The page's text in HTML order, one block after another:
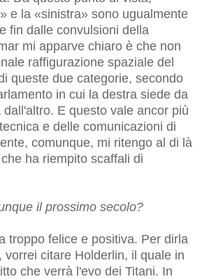
e la «sinistra» sono ugualmente
fin dalle convulsioni della
mi apparve chiaro è che non
raffigurazione spaziale del
queste due categorie, secondo
in cui la destra siede da
E questo vale ancor più
e delle comunicazioni di
comunque, mi ritengo al di là
ha riempito scaffali di
il prossimo secolo?
troppo felice e positiva. Per dirla
vorrei citare Holderlin, il quale in
che verrà l'evo dei Titani. In